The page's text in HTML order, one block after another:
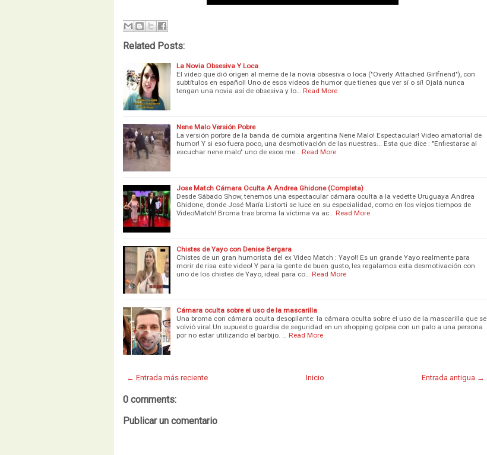
Related Posts:
La Novia Obsesiva Y Loca
El video que dió origen al meme de la novia obsesiva o loca ("Overly Attached Girlfriend"), con
subtítulos en español! Uno de esos videos de humor que tienes que ver sí o sí! Ojalá nunca
tengan una novia así de obsesiva y lo…
Read More
Nene Malo Versión Pobre
La versión porbre de la banda de cumbia argentina Nene Malo! Espectacular! Video amatorial de
humor! Y si eso fuera poco, una desmotivación de las nuestras... Esta que dice : "Enfiestarse al
escuchar nene malo" uno de esos me…
Read More
Jose Match Cámara Oculta A Andrea Ghidone (Completa)
Desde Sábado Show, tenemos una espectacular cámara oculta a la vedette Uruguaya Andrea
Ghidone, donde José María Listorti se luce en su especialidad, como en los viejos tiempos de
VideoMatch! Broma tras broma la víctima va ac…
Read More
Chistes de Yayo con Denise Bergara
Chistes de un gran humorista del ex Video Match : Yayo!! Es un grande Yayo realmente para
morir de risa este video! Y para la gente de buen gusto, les regalamos esta desmotivación con
uno de los chistes de Yayo, ideal para co…
Read More
Cámara oculta sobre el uso de la mascarilla
Una broma con cámara oculta desopilante: la cámara oculta sobre el uso de la mascarilla que se
volvió viral.Un supuesto guardia de seguridad en un shopping golpea con un palo a una persona
por no estar utilizando el barbijo. …
Read More
← Entrada más reciente Entrada antigua →
Inicio
0 comments:
Publicar un comentario